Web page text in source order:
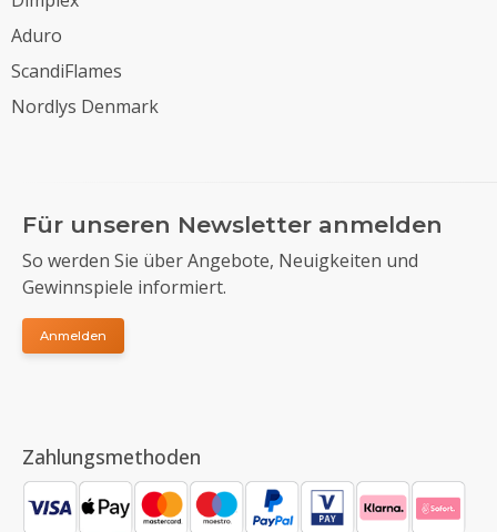
Aduro
ScandiFlames
Nordlys Denmark
Für unseren Newsletter anmelden
So werden Sie über Angebote, Neuigkeiten und
Gewinnspiele informiert.
Anmelden
Zahlungsmethoden